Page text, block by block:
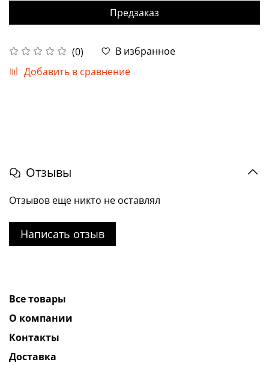
(0)
В избранное
Добавить в сравнение
Предзаказ
Отзывы
Отзывов еще никто не оставлял
Написать отзыв
Все товары
О компании
Контакты
Доставка